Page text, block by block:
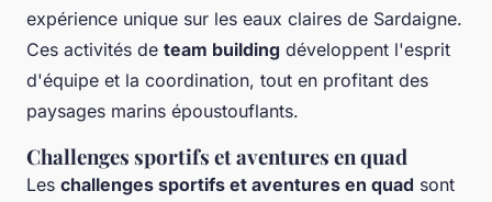
expérience unique sur les eaux claires de Sardaigne.
Ces activités de team building développent l'esprit
d'équipe et la coordination, tout en profitant des
paysages marins époustouflants.
Challenges sportifs et aventures en quad
Les challenges sportifs et aventures en quad sont